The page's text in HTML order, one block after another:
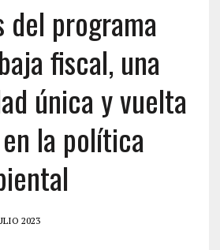
del programa
fiscal, una
única y vuelta
la política
2023